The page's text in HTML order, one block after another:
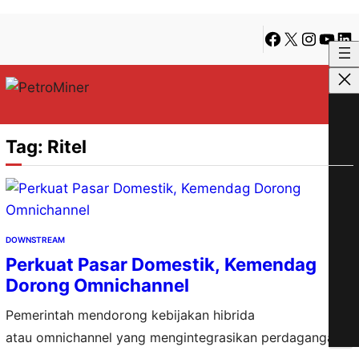
konten
content
Facebook
X Instagram
Tag: Ritel
DOWNSTREAM
Perkuat Pasar Domestik, Kemendag
Dorong Omnichannel
Pemerintah mendorong kebijakan hibrida
atau omnichannel yang mengintegrasikan perdagangan